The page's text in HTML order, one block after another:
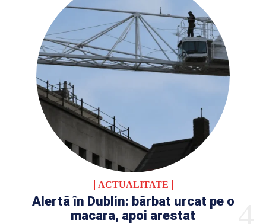
ACTUALITATE
Alertă în Dublin: bărbat urcat pe o
macara, apoi arestat